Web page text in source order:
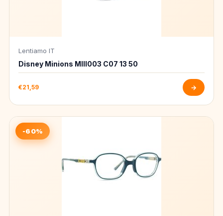
Lentiamo IT
Disney Minions MIII003 C07 13 50
€21,59 →
-60%